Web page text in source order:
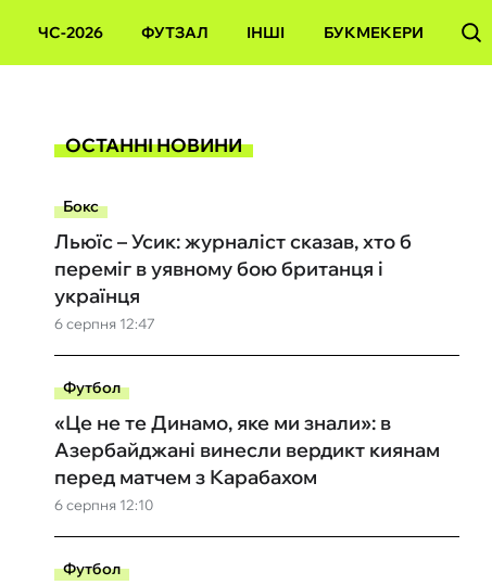
ЧС-2026 ФУТЗАЛ ІНШІ БУКМЕКЕРИ
ОСТАННІ НОВИНИ
Бокс
6 серпня 12:47
Льюїс – Усик: журналіст сказав, хто б
переміг в уявному бою британця і
українця
Футбол
6 серпня 12:10
«Це не те Динамо, яке ми знали»: в
Азербайджані винесли вердикт киянам
перед матчем з Карабахом
Футбол